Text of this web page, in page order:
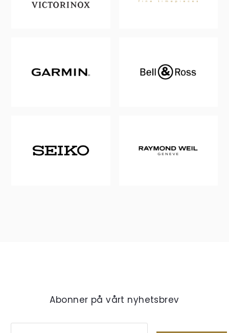
Abonner på vårt nyhetsbrev